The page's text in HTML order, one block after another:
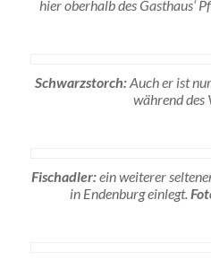
hier oberhalb des Gasthaus‘
Schwarzstorch:Auch er ist
während des
Fischadler:ein weiterer
in Endenburg einlegt.